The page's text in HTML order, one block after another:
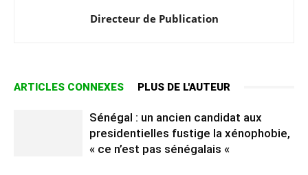
Directeur de Publication
ARTICLES CONNEXES PLUS DE L'AUTEUR
Sénégal : un ancien candidat aux
presidentielles fustige la xénophobie,
« ce n’est pas sénégalais «